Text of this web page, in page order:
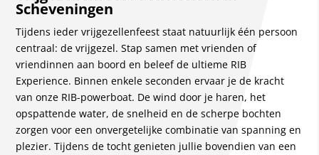
Scheveningen
Tijdens ieder vrijgezellenfeest staat natuurlijk één persoon
centraal: de vrijgezel. Stap samen met vrienden of
vriendinnen aan boord en beleef de ultieme RIB
Experience. Binnen enkele seconden ervaar je de kracht
van onze RIB-powerboat. De wind door je haren, het
opspattende water, de snelheid en de scherpe bochten
zorgen voor een onvergetelijke combinatie van spanning en
plezier. Tijdens de tocht genieten jullie bovendien van een